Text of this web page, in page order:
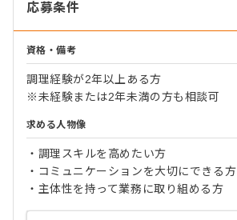
応募条件
資格・備考
調理経験が2年以上ある方
※未経験または2年未満の方も相談可
求める人物像
・調理スキルを高めたい方
・コミュニケーションを大切にできる方
・主体性を持って業務に取り組める方